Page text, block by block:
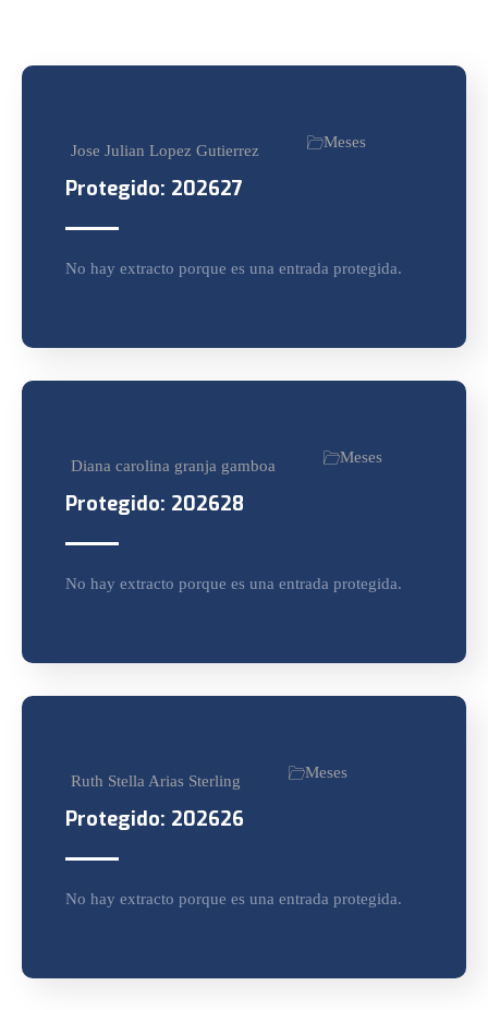
Jose Julian Lopez Gutierrez Meses
Protegido: 202627
No hay extracto porque es una entrada protegida.
Diana carolina granja gamboa Meses
Protegido: 202628
No hay extracto porque es una entrada protegida.
Ruth Stella Arias Sterling Meses
Protegido: 202626
No hay extracto porque es una entrada protegida.